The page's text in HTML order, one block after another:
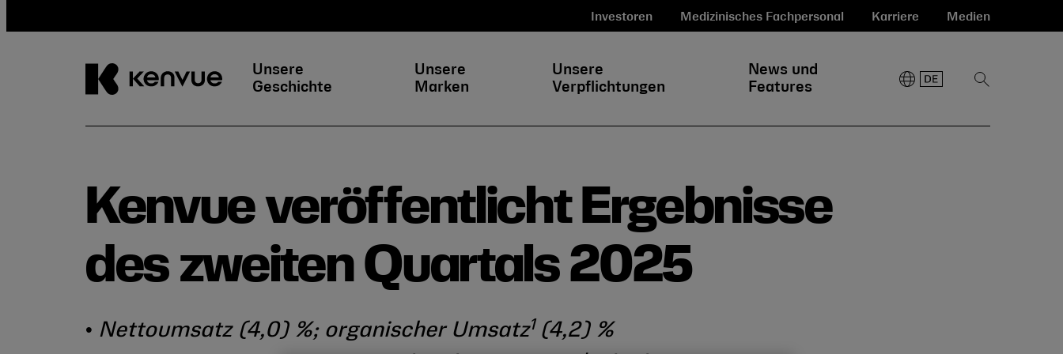
Investoren Medizinisches Fachpersonal Karriere Medien
Unsere
Geschichte
Unsere
Marken
Unsere
Verpflichtungen
News und
Features
Suche
Kenvue veröffentlicht Ergebnisse
des zweiten Quartals 2025
• Nettoumsatz (4,0) %; organischer Umsatz1 (4,2) %